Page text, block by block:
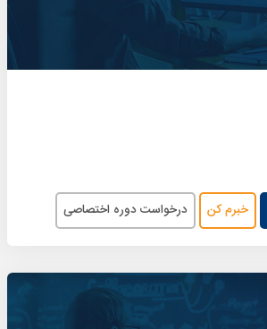
خبرم کن درخواست دوره اختصاصی